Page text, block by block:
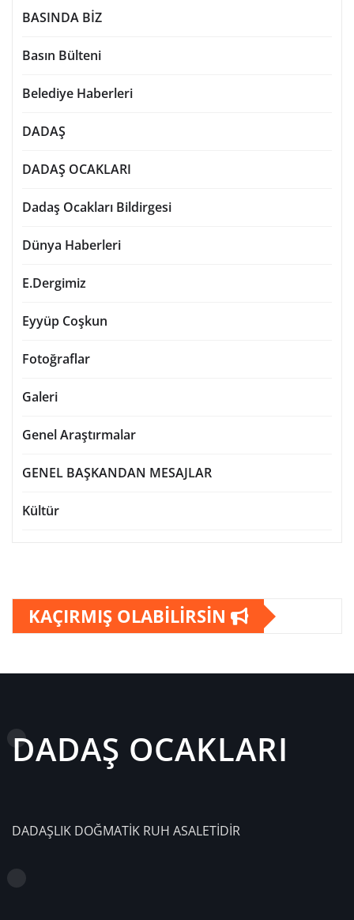
BASINDA BİZ
Basın Bülteni
Belediye Haberleri
DADAŞ
DADAŞ OCAKLARI
Dadaş Ocakları Bildirgesi
Dünya Haberleri
E.Dergimiz
Eyyüp Coşkun
Fotoğraflar
Galeri
Genel Araştırmalar
GENEL BAŞKANDAN MESAJLAR
Kültür
KAÇIRMIŞ OLABİLİRSİN
DADAŞ OCAKLARI
DADAŞLIK DOĞMATİK RUH ASALETİDİR